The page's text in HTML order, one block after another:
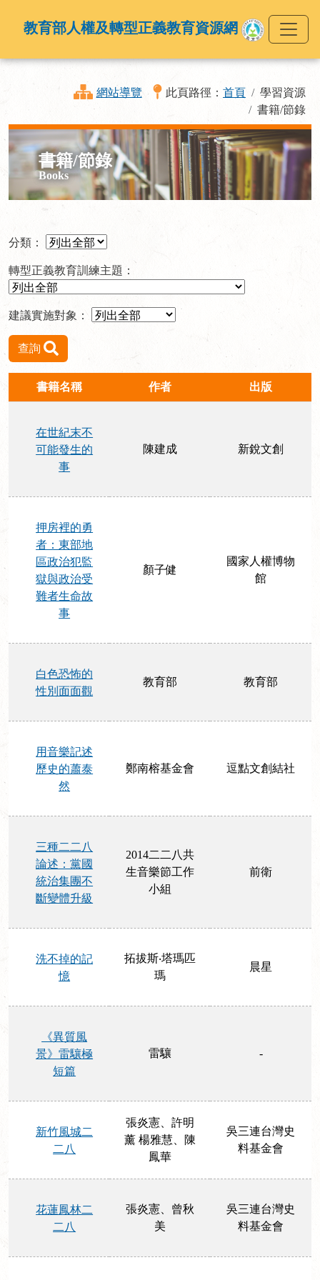
教育部人權及轉型正義教育資源網
網站導覽 此頁路徑： 首頁
學習資源
書籍/節錄
書籍/節錄
Books
分類：
轉型正義教育訓練主題：
建議實施對象：
查詢
書籍名稱 作者 出版
在世紀末不
可能發生的
事
陳建成 新銳文創
押房裡的勇
者：東部地
區政治犯監
獄與政治受
難者生命故
事
顏子健
國家人權博物
館
白色恐怖的
性別面面觀
教育部 教育部
用音樂記述
歷史的蕭泰
然
鄭南榕基金會 逗點文創結社
三種二二八
論述：黨國
統治集團不
斷變體升級
2014二二八共
生音樂節工作
小組
前衛
洗不掉的記
憶
拓拔斯‧塔瑪匹
瑪
晨星
《異質風
景》雷驤極
短篇
雷驤 -
新竹風城二
二八
張炎憲、許明
薰 楊雅慧、陳
鳳華
吳三連台灣史
料基金會
花蓮鳳林二
二八
張炎憲、曾秋
美
吳三連台灣史
料基金會